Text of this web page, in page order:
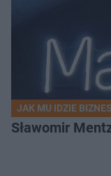
JAK MU IDZIE
Sławomir